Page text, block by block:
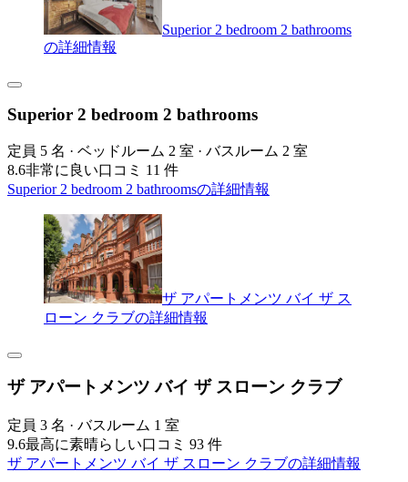
Superior 2 bedroom 2 bathrooms
の詳細情報
Superior 2 bedroom 2 bathrooms
定員 5 名 · ベッドルーム 2 室 · バスルーム 2 室
8.6非常に良い口コミ 11 件
Superior 2 bedroom 2 bathroomsの詳細情報
ザ アパートメンツ バイ ザ ス
ローン クラブの詳細情報
ザ アパートメンツ バイ ザ スローン クラブ
定員 3 名 · バスルーム 1 室
9.6最高に素晴らしい口コミ 93 件
ザ アパートメンツ バイ ザ スローン クラブの詳細情報